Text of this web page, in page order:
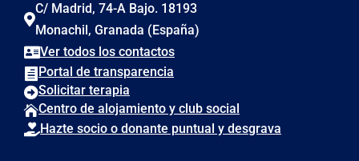

C/ Madrid, 74-A Bajo. 18193
Monachil, Granada (España)
Ver todos los contactos
 Portal de transparencia
Solicitar terapia
Centro de alojamiento y club social
Hazte socio o donante puntual y desgrava